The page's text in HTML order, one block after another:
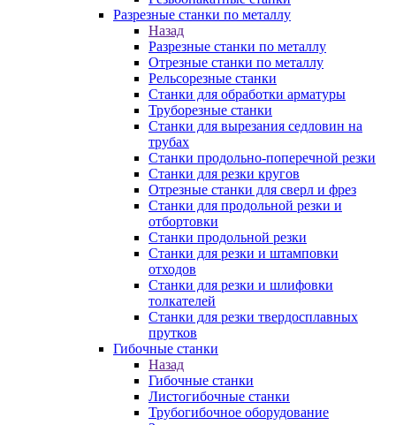
Разрезные станки по металлу
Назад
Разрезные станки по металлу
Отрезные станки по металлу
Рельсорезные станки
Станки для обработки арматуры
Труборезные станки
Станки для вырезания седловин на
трубаx
Станки продольно-поперечной резки
Станки для резки кругов
Отрезные станки для сверл и фрез
Станки для продольной резки и
отбортовки
Станки продольной резки
Станки для резки и штамповки
отходов
Станки для резки и шлифовки
толкателей
Станки для резки твердосплавных
прутков
Гибочные станки
Назад
Гибочные станки
Листогибочные станки
Трубогибочное оборудование